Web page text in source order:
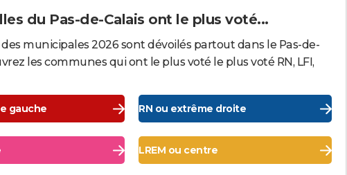
du Pas-de-Calais ont le plus voté...
des municipales 2026 sont dévoilés partout dans le Pas-de-
les communes qui ont le plus voté le plus voté RN, LFI,
gauche RN ou extrême droite
LREM ou centre